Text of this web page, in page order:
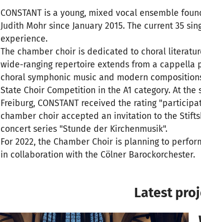
CONSTANT is a young, mixed vocal ensemble
Judith Mohr since January 2015. The current 35
experience.
The chamber choir is dedicated to choral
wide-ranging repertoire extends from a cappella
choral symphonic music and modern
State Choir Competition in the A1 category. At
Freiburg, CONSTANT received the rating
chamber choir accepted an invitation to the
concert series "Stunde der Kirchenmusik".
For 2022, the Chamber Choir is planning to
in collaboration with the Cölner Barockorchester.
Latest